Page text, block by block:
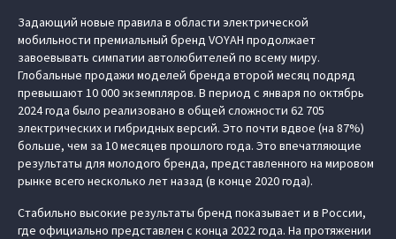
Задающий новые правила в области электрической
мобильности премиальный бренд VOYAH продолжает
завоевывать симпатии автолюбителей по всему миру.
Глобальные продажи моделей бренда второй месяц подряд
превышают 10 000 экземпляров. В период с января по октябрь
2024 года было реализовано в общей сложности 62 705
электрических и гибридных версий. Это почти вдвое (на 87%)
больше, чем за 10 месяцев прошлого года. Это впечатляющие
результаты для молодого бренда, представленного на мировом
рынке всего несколько лет назад (в конце 2020 года).
Стабильно высокие результаты бренд показывает и в России,
где официально представлен с конца 2022 года. На протяжении